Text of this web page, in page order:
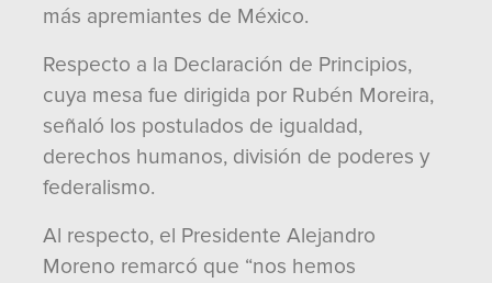
más apremiantes de México.
Respecto a la Declaración de Principios,
cuya mesa fue dirigida por Rubén Moreira,
señaló los postulados de igualdad,
derechos humanos, división de poderes y
federalismo.
Al respecto, el Presidente Alejandro
Moreno remarcó que “nos hemos